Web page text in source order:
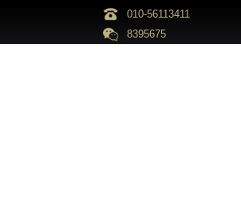
010-56113411
8395675